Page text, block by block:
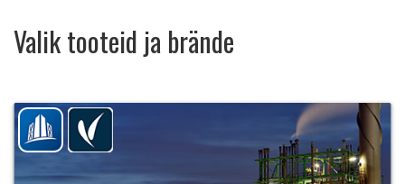
Valik tooteid ja brände